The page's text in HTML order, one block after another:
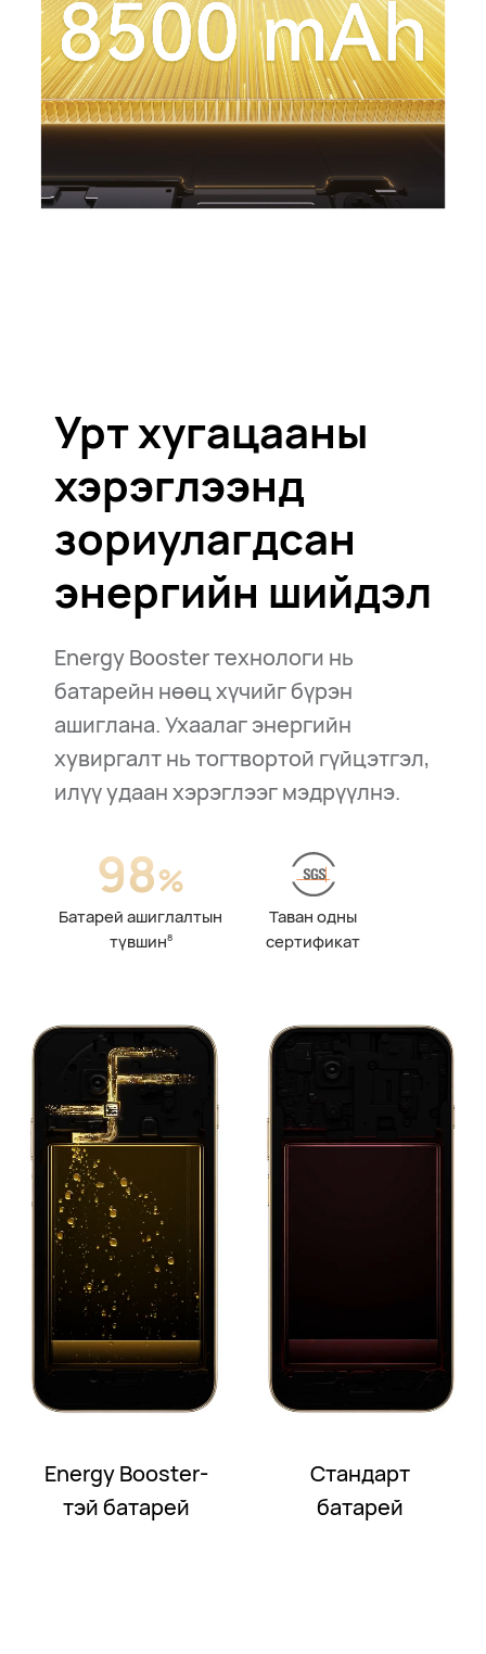
Урт хугацааны
хэрэглээнд
зориулагдсан
энергийн шийдэл
Energy Booster технологи нь
батарейн нөөц хүчийг бүрэн
ашиглана. Ухаалаг энергийн
хувиргалт нь тогтвортой гүйцэтгэл,
илүү удаан хэрэглээг мэдрүүлнэ.
98%
Батарей ашиглалтын
түвшин8
Таван одны
сертификат
Energy Booster-
тэй батарей
Стандарт
батарей